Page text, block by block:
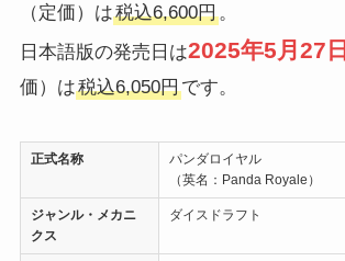
（定価）は税込6,600円。
日本語版の発売日は2025年5月27日
価）は税込6,050円です。
正式名称
パンダロイヤル
（英名：Panda Royale）
ジャンル・メカニ
クス
ダイスドラフト